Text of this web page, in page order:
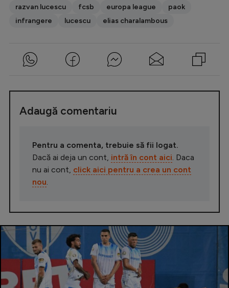
razvan lucescu fcsb europa league
paok
infrangere
lucescu elias charalambous
Adaugă comentariu
Pentru a comenta, trebuie să fii logat.
Dacă ai deja un cont, intră în cont aici. Daca
nu ai cont, click aici pentru a crea un cont
nou.